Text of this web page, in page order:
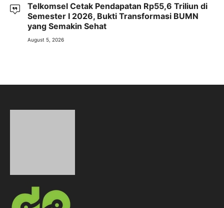
Telkomsel Cetak Pendapatan Rp55,6 Triliun di
Semester I 2026, Bukti Transformasi BUMN
yang Semakin Sehat
August 5, 2026